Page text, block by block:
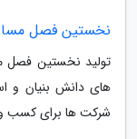
نخستین فصل
تولید نخستین فصل
های دانش بنیان و
شرکت ها برای کسب و